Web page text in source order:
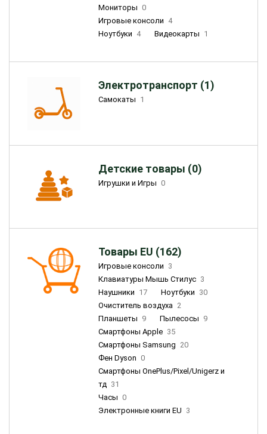
Мониторы 0
Игровые консоли 4
Ноутбуки 4 Видеокарты 1
Электротранспорт (1)
Самокаты 1
Детские товары (0)
Игрушки и Игры 0
Товары EU (162)
Игровые консоли 3
Клавиатуры Мышь Стилус 3
Наушники 17 Ноутбуки 30
Очиститель воздуха 2
Планшеты 9 Пылесосы 9
Смартфоны Apple 35
Смартфоны Samsung 20
Фен Dyson 0
Смартфоны OnePlus/Pixel/Unigerz и
тд 31
Часы 0
Электронные книги EU 3